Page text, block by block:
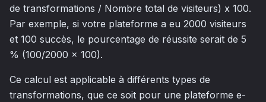
de transformations / Nombre total de visiteurs) x 100.
Par exemple, si votre plateforme a eu 2000 visiteurs
et 100 succès, le pourcentage de réussite serait de 5
% (100/2000 x 100).
Ce calcul est applicable à différents types de
transformations, que ce soit pour une plateforme e-